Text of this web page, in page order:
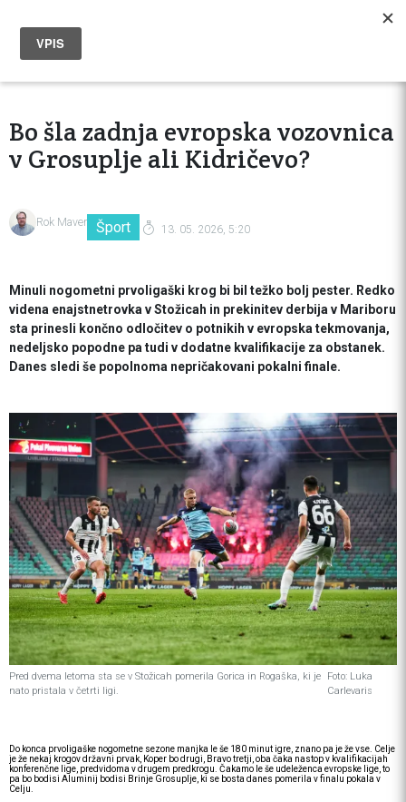
Bo šla zadnja evropska vozovnica
v Grosuplje ali Kidričevo?
Rok Maver Šport 13. 05. 2026, 5:20
Minuli nogometni prvoligaški krog bi bil težko bolj pester. Redko
videna enajstnetrovka v Stožicah in prekinitev derbija v Mariboru
sta prinesli končno odločitev o potnikih v evropska tekmovanja,
nedeljsko popodne pa tudi v dodatne kvalifikacije za obstanek.
Danes sledi še popolnoma nepričakovani pokalni finale.
Pred dvema letoma sta se v Stožicah pomerila Gorica in Rogaška, ki je
nato pristala v četrti ligi.
Foto: Luka
Carlevaris
Do konca prvoligaške nogometne sezone manjka le še 180 minut igre, znano pa je že vse. Celje
je že nekaj krogov državni prvak, Koper bo drugi, Bravo tretji, oba čaka nastop v kvalifikacijah
konferenčne lige, predvidoma v drugem predkrogu. Čakamo le še udeleženca evropske lige, to
pa bo bodisi Aluminij bodisi Brinje Grosuplje, ki se bosta danes pomerila v finalu pokala v
Celju.